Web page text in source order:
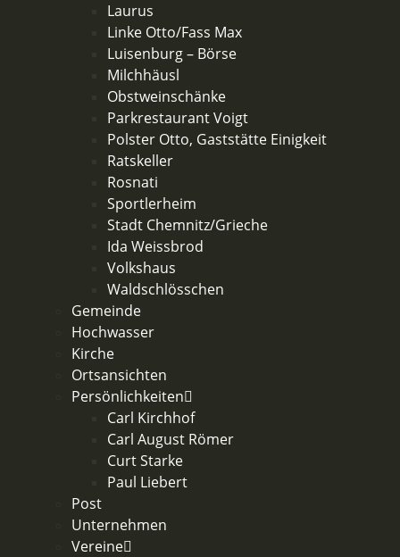
Laurus
Linke Otto/Fass Max
Luisenburg – Börse
Milchhäusl
Obstweinschänke
Parkrestaurant Voigt
Polster Otto, Gaststätte Einigkeit
Ratskeller
Rosnati
Sportlerheim
Stadt Chemnitz/Grieche
Ida Weissbrod
Volkshaus
Waldschlösschen
Gemeinde
Hochwasser
Kirche
Ortsansichten
Persönlichkeiten
Carl Kirchhof
Carl August Römer
Curt Starke
Paul Liebert
Post
Unternehmen
Vereine